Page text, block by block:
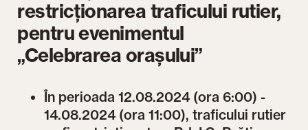
restricționarea traficului rutier,
pentru evenimentul
„Celebrarea orașului”
În perioada 12.08.2024 (ora 6:00) -
14.08.2024 (ora 11:00), traficului rutier